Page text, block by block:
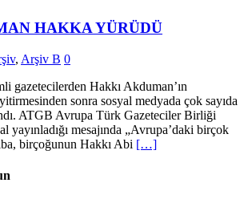
HAKKA YÜRÜDÜ
, Arşiv B 0
gazetecilerden Hakkı Akduman’ın
sonra sosyal medyada çok sayıda
ATGB Avrupa Türk Gazeteciler Birliği
yayınladığı mesajında „Avrupa’daki birçok
birçoğunun Hakkı Abi […]